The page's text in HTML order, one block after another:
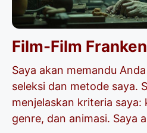
Film-Film
Saya akan memandu
seleksi dan metode saya.
menjelaskan kriteria saya:
genre, dan animasi. Saya